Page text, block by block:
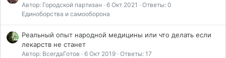
Автор: Городской партизан 6 Окт 2021
Ответы: 0
Единоборства и самооборона
Реальный опыт народной медицины или что делать если
лекарств не станет
Автор: ВсегдаГотов 6 Окт 2019 Ответы: 17